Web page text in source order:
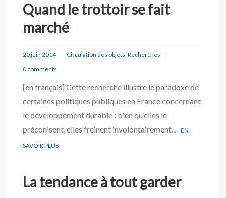
Quand le trottoir se fait
marché
20 juin 2014 Circulation des objets Recherches
0 comments
[en français] Cette recherche illustre le paradoxe de
certaines politiques publiques en France concernant
le développement durable : bien qu’elles le
préconisent, elles freinent involontairement... EN
SAVOIR PLUS
La tendance à tout garder